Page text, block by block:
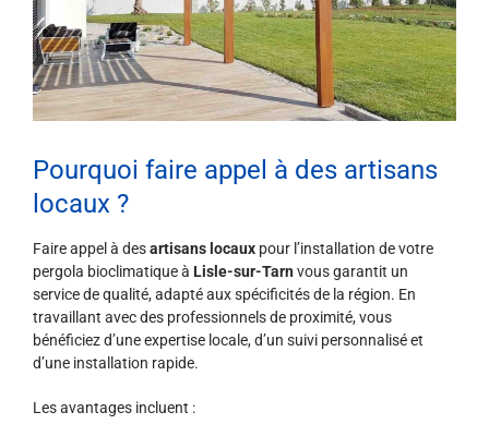
Pourquoi faire appel à des artisans
locaux ?
Faire appel à desartisans locaux pour l’installation de votre
pergola bioclimatique à Lisle-sur-Tarnvous garantit un
service de qualité, adapté aux spécificités de la région. En
travaillant avec des professionnels de proximité, vous
bénéficiez d’une expertise locale, d’un suivi personnalisé et
d’une installation rapide.
Les avantages incluent :